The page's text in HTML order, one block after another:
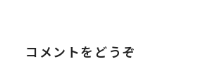
コメントをどうぞ